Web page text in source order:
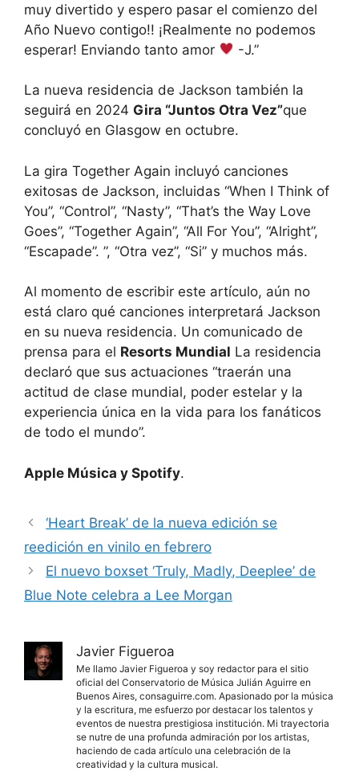
muy divertido y espero pasar el comienzo del
Año Nuevo contigo!! ¡Realmente no podemos
esperar! Enviando tanto amor
-J.”
La nueva residencia de Jackson también la
seguirá en 2024 Gira “Juntos Otra Vez”que
concluyó en Glasgow en octubre.
La gira Together Again incluyó canciones
exitosas de Jackson, incluidas “When I Think of
You”, “Control”, “Nasty”, “That’s the Way Love
Goes”, “Together Again”, “All For You”, “Alright”,
“Escapade”. ”, “Otra vez”, “Si” y muchos más.
Al momento de escribir este artículo, aún no
está claro qué canciones interpretará Jackson
en su nueva residencia. Un comunicado de
prensa para el Resorts Mundial La residencia
declaró que sus actuaciones “traerán una
actitud de clase mundial, poder estelar y la
experiencia única en la vida para los fanáticos
de todo el mundo”.
Apple Música y Spotify.
‘Heart Break’ de la nueva edición se
reedición en vinilo en febrero
El nuevo boxset ‘Truly, Madly, Deeplee’ de
Blue Note celebra a Lee Morgan
Javier Figueroa
Me llamo Javier Figueroa y soy redactor para el sitio
oficial del Conservatorio de Música Julián Aguirre en
Buenos Aires, consaguirre.com. Apasionado por la música
y la escritura, me esfuerzo por destacar los talentos y
eventos de nuestra prestigiosa institución. Mi trayectoria
se nutre de una profunda admiración por los artistas,
haciendo de cada artículo una celebración de la
creatividad y la cultura musical.